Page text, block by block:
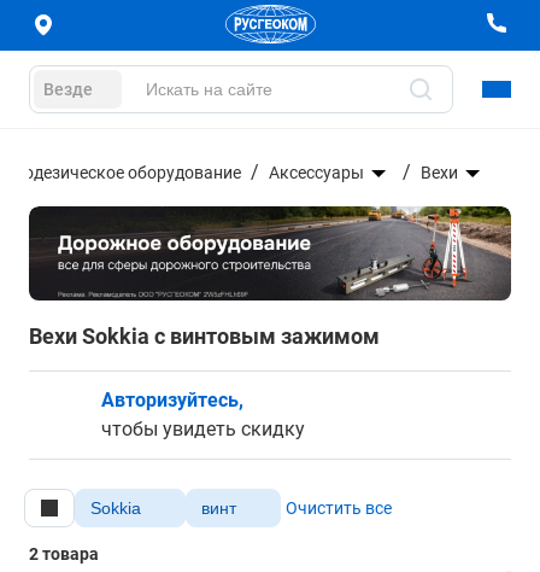
Везде
Геодезическое оборудование Аксессуары Вехи
Вехи Sokkia с винтовым зажимом
Авторизуйтесь,
чтобы увидеть скидку
Sokkia винт Очистить все
2 товара